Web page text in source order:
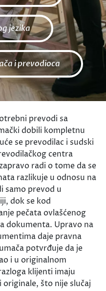
jezika
i prevodioca
prevodi sa
dobili kompletnu
se prevodilac i sudski
centra
radi o tome da se
razlikuje u odnosu na
samo prevod u
dok se kod
pečata ovlašćenog
dokumenta. Upravo na
daje pravna
potvrđuje da je
i u originalnom
klijenti imaju
što nije slučaj